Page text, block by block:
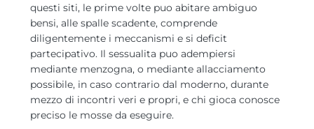
questi siti, le prime volte puo abitare ambiguo
bensi, alle spalle scadente, comprende
diligentemente i meccanismi e si deficit
partecipativo. Il sessualita puo adempiersi
mediante menzogna, o mediante allacciamento
possibile, in caso contrario dal moderno, durante
mezzo di incontri veri e propri, e chi gioca conosce
preciso le mosse da eseguire.